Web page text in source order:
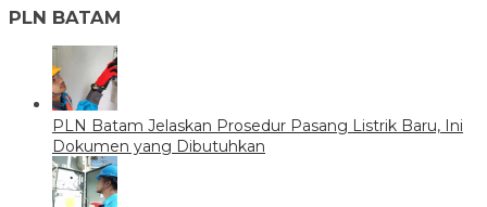
PLN BATAM
PLN Batam Jelaskan Prosedur Pasang Listrik Baru, Ini
Dokumen yang Dibutuhkan